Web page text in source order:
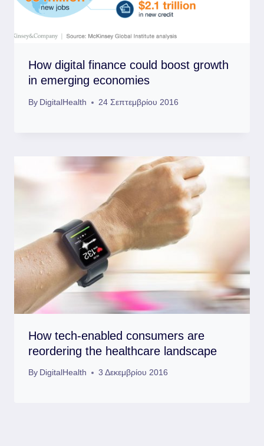
How digital finance could boost growth
in emerging economies
By DigitalHealth 24 Σεπτεμβρίου 2016
How tech-enabled consumers are
reordering the healthcare landscape
By DigitalHealth 3 Δεκεμβρίου 2016